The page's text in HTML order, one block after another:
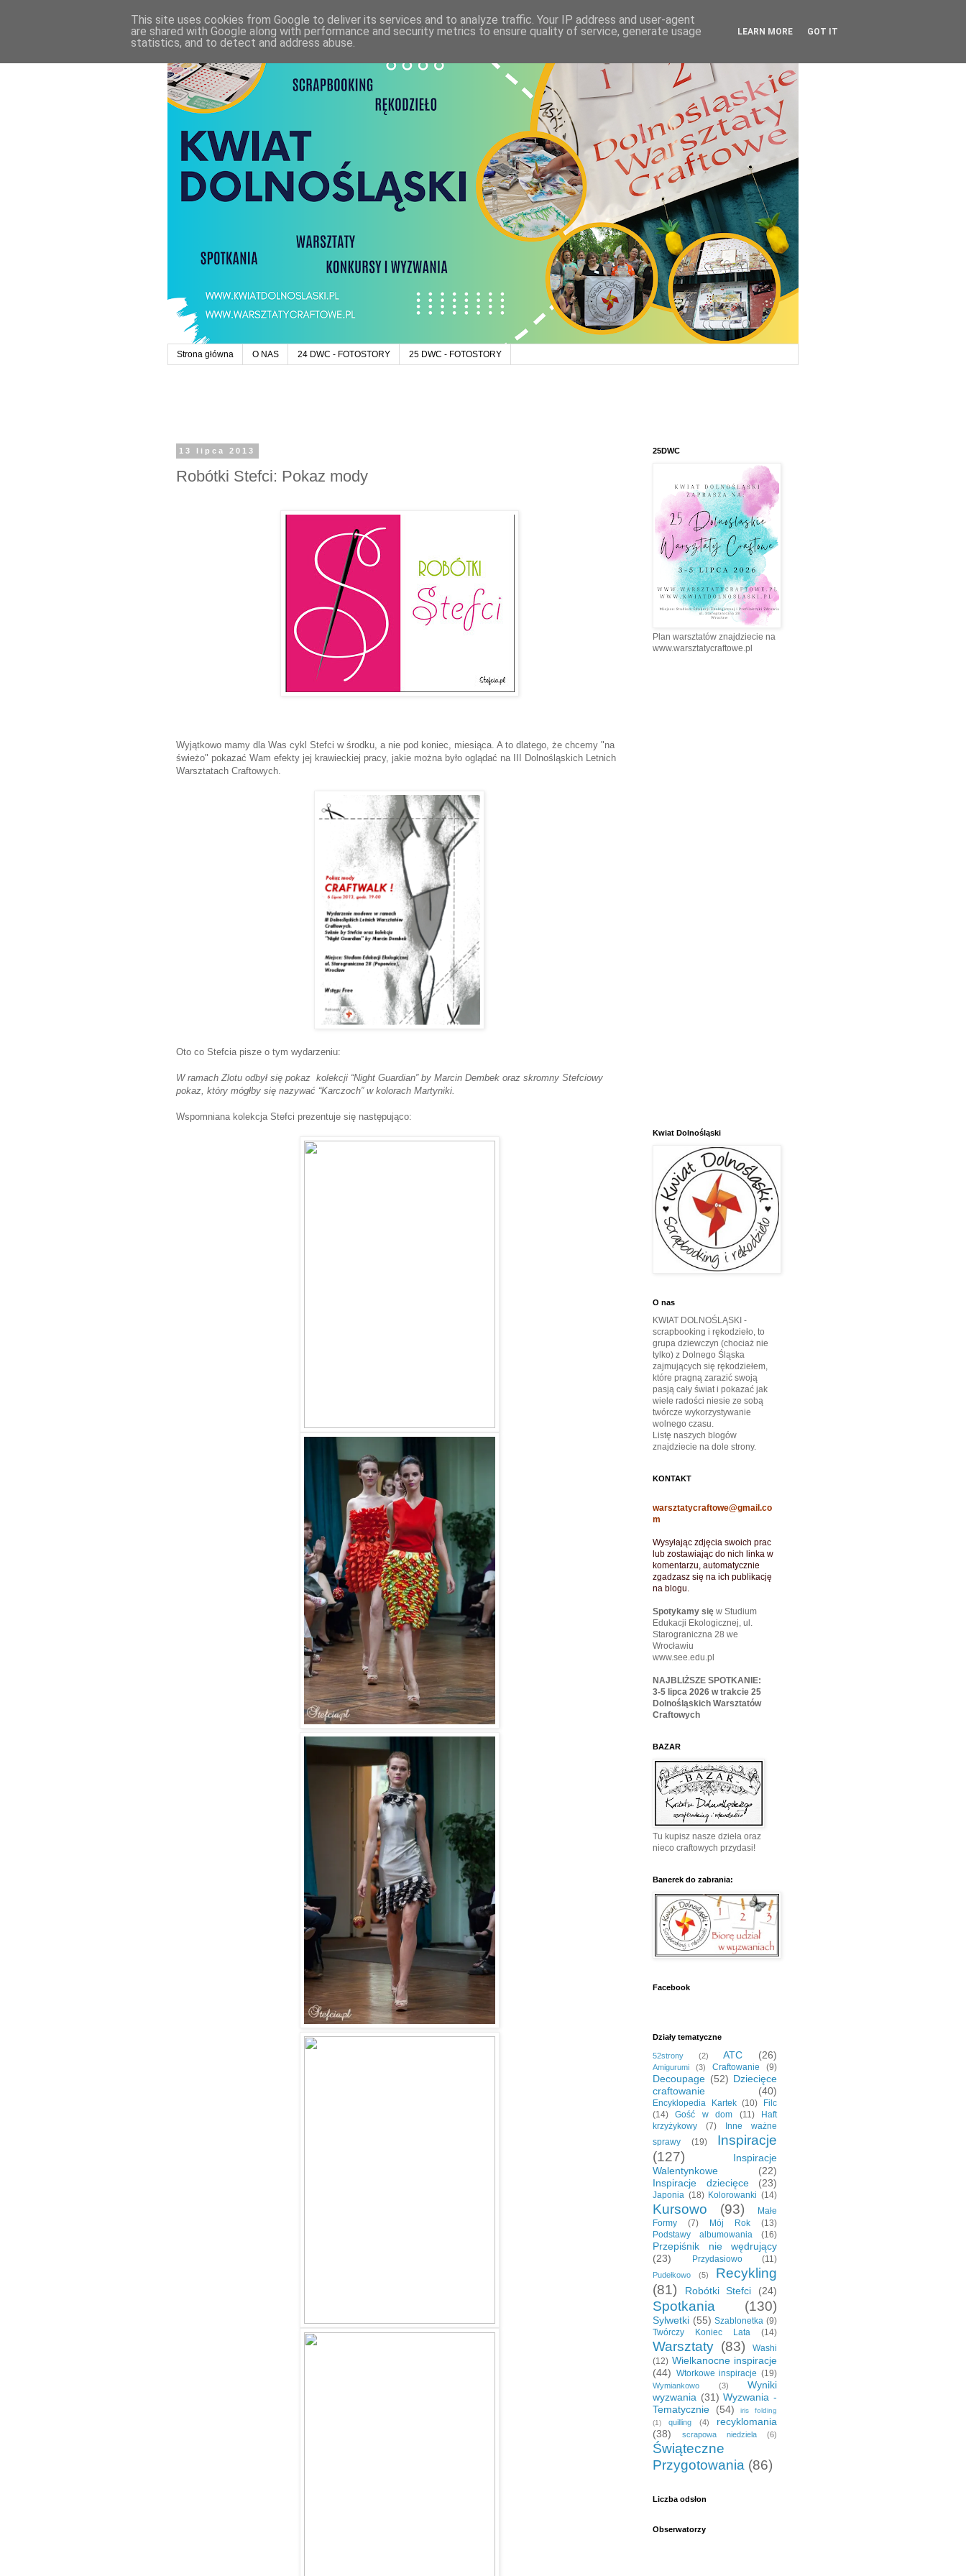
Strona główna O NAS 24 DWC - FOTOSTORY 25 DWC - FOTOSTORY
13 lipca 2013
Robótki Stefci: Pokaz mody
Wyjątkowo mamy dla Was cykl Stefci w środku, a nie pod koniec, miesiąca. A to dlatego, że chcemy "na
świeżo" pokazać Wam efekty jej krawieckiej pracy, jakie można było oglądać na III Dolnośląskich Letnich
Warsztatach Craftowych.
Oto co Stefcia pisze o tym wydarzeniu:
W ramach Zlotu odbył się pokaz kolekcji “Night Guardian” by Marcin Dembek oraz skromny Stefciowy
pokaz, który mógłby się nazywać “Karczoch” w kolorach Martyniki.
Wspomniana kolekcja Stefci prezentuje się następująco:
25DWC
Plan warsztatów znajdziecie na
www.warsztatycraftowe.pl
Kwiat Dolnośląski
O nas
KWIAT DOLNOŚLĄSKI -
scrapbooking i rękodzieło, to
grupa dziewczyn (chociaż nie
tylko) z Dolnego Śląska
zajmujących się rękodziełem,
które pragną zarazić swoją
pasją cały świat i pokazać jak
wiele radości niesie ze sobą
twórcze wykorzystywanie
wolnego czasu.
Listę naszych blogów
znajdziecie na dole strony.
KONTAKT
warsztatycraftowe@gmail.co
m
Wysyłając zdjęcia swoich prac
lub zostawiając do nich linka w
komentarzu, automatycznie
zgadzasz się na ich publikację
na blogu.
Spotykamy się w Studium
Edukacji Ekologicznej, ul.
Starograniczna 28 we
Wrocławiu
www.see.edu.pl
NAJBLIŻSZE SPOTKANIE:
3-5 lipca 2026 w trakcie 25
Dolnośląskich Warsztatów
Craftowych
BAZAR
Tu kupisz nasze dzieła oraz
nieco craftowych przydasi!
Banerek do zabrania:
Facebook
Działy tematyczne
52strony (2) ATC (26)
Amigurumi (3) Craftowanie (9)
Decoupage (52) Dziecięce
craftowanie
(40)
Encyklopedia Kartek (10)
Filc
(14)
Gość w dom (11)
Haft
krzyżykowy
(7)
Inne ważne
sprawy
(19)
Inspiracje
(127)
Inspiracje
Walentynkowe
(22)
Inspiracje dziecięce
(23)
Japonia (18) Kolorowanki (14)
Kursowo (93)
Małe
Formy
(7) Mój Rok
(13)
Podstawy albumowania
(16)
Przepiśnik nie wędrujący
(23)
Przydasiowo (11)
Pudełkowo (5)
Recykling
(81)
Robótki Stefci (24)
Spotkania (130)
Sylwetki (55) Szablonetka (9)
Twórczy Koniec Lata
(14)
Warsztaty (83)
Washi
(12) Wielkanocne inspiracje
(44) Wtorkowe inspiracje (19)
Wymiankowo (3)
Wyniki
wyzwania (31) Wyzwania -
Tematycznie
(54)
iris folding
(1)
quilling (4)
recyklomania
(38)
scrapowa niedziela (6)
Świąteczne
Przygotowania (86)
Liczba odsłon
Obserwatorzy
This site uses cookies from Google to deliver its services and to analyze traffic. Your IP address and user-agent
are shared with Google along with performance and security metrics to ensure quality of service, generate usage
statistics, and to detect and address abuse.
LEARN MORE GOT IT